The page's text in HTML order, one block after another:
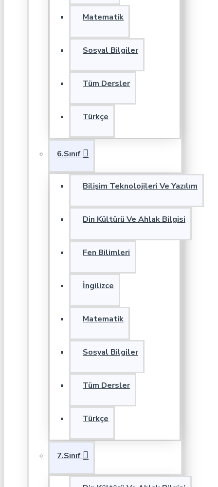
Matematik
Sosyal Bilgiler
Tüm Dersler
Türkçe
6.Sınıf
Bilişim Teknolojileri Ve Yazılım
Din Kültürü Ve Ahlak Bilgisi
Fen Bilimleri
İngilizce
Matematik
Sosyal Bilgiler
Tüm Dersler
Türkçe
7.Sınıf